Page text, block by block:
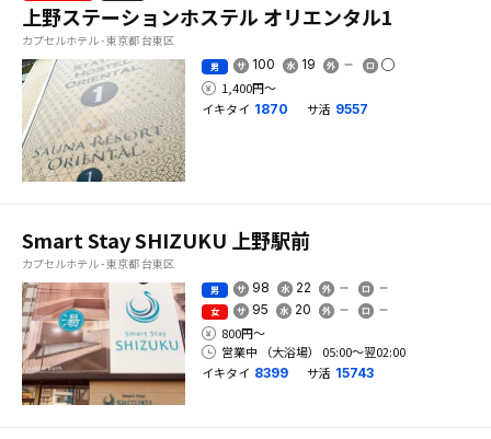
上野ステーションホステル オリエンタル1
カプセルホテル - 東京都 台東区
男 100 19
1,400円〜
イキタイ 1870 サ活 9557
Smart Stay SHIZUKU 上野駅前
カプセルホテル - 東京都 台東区
男 98 22
女 95 20
800円〜
営業中 （大浴場） 05:00〜翌02:00
イキタイ 8399 サ活 15743